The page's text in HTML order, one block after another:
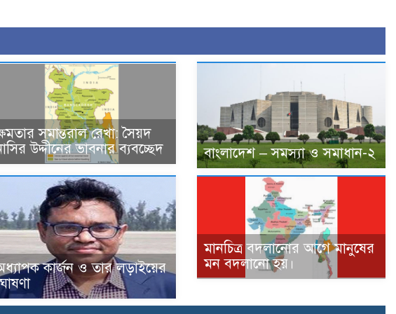
সমান্তরাল রেখা: সৈয়দ
উদ্দীনের ভাবনার ব্যবচ্ছেদ
বাংলাদেশ – সমস্যা ও সমাধান-২
কার্জন ও তার লড়াইয়ের
মানচিত্র বদলানোর আগে মানুষের
মন বদলানো হয়।